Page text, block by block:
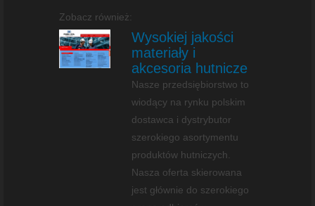
Zobacz również:
Wysokiej jakości
materiały i
akcesoria hutnicze
Nasze przedsiębiorstwo to
wiodący na rynku polskim
dostawca i dystrybutor
szerokiego asortymentu
produktów hutniczych.
Nasza oferta skierowana
jest głównie do szerokiego